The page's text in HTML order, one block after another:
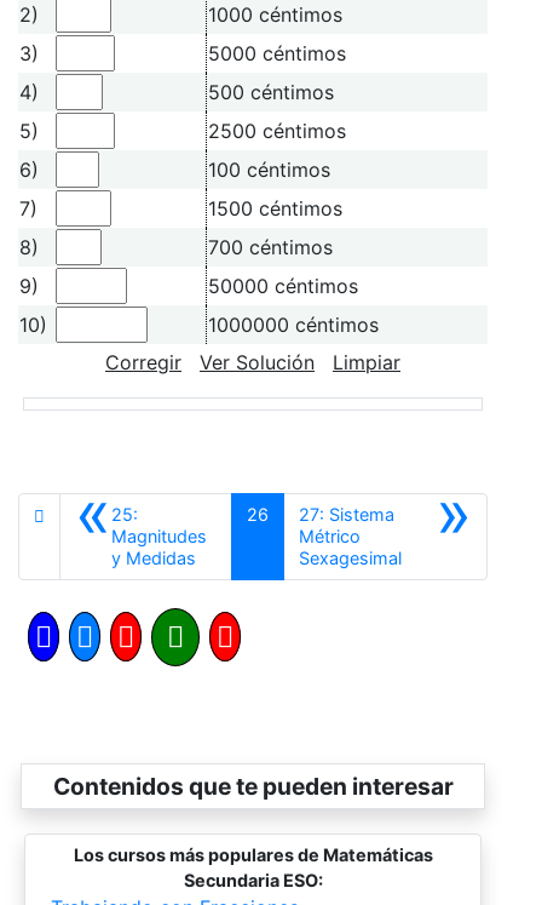
2)
1000 céntimos
3)
5000 céntimos
4)
500 céntimos
5)
2500 céntimos
6)
100 céntimos
7)
1500 céntimos
8)
700 céntimos
9)
50000 céntimos
10)
1000000 céntimos
Corregir
Ver Solución Limpiar
«25:
Magnitudes
y Medidas
26 »
27: Sistema
Métrico
SexagesimalSiguiente
Contenidos que te pueden interesar
Los cursos más populares de Matemáticas
Secundaria ESO: